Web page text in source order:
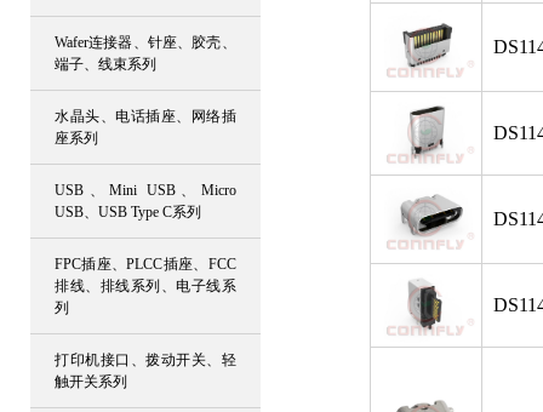
Wafer连接器、针座、胶壳、
端子、线束系列
水晶头、电话插座、网络插
座系列
USB、Mini USB、Micro
USB、USB Type C系列
FPC插座、PLCC插座、FCC
排线、排线系列、电子线系
列
打印机接口、拨动开关、轻
触开关系列